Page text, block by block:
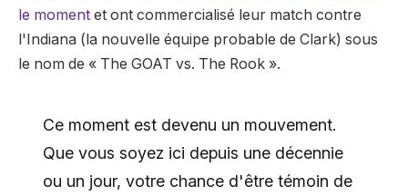
le moment et ont commercialisé leur match contre
l'Indiana (la nouvelle équipe probable de Clark) sous
le nom de « The GOAT vs. The Rook ».
Ce moment est devenu un mouvement.
Que vous soyez ici depuis une décennie
ou un jour, votre chance d'être témoin de